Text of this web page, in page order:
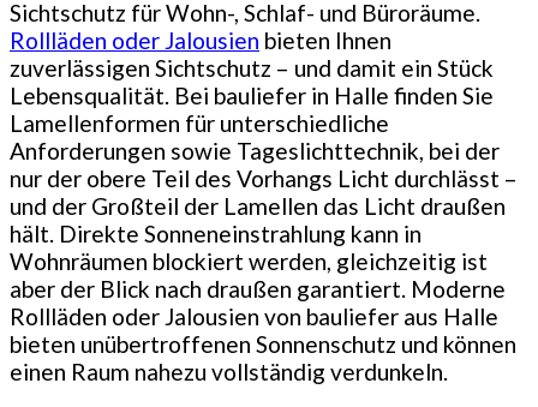
Sichtschutz für Wohn-, Schlaf- und Büroräume.
Rollläden oder Jalousien bieten Ihnen
zuverlässigen Sichtschutz – und damit ein Stück
Lebensqualität. Bei bauliefer in Halle finden Sie
Lamellenformen für unterschiedliche
Anforderungen sowie Tageslichttechnik, bei der
nur der obere Teil des Vorhangs Licht durchlässt –
und der Großteil der Lamellen das Licht draußen
hält. Direkte Sonneneinstrahlung kann in
Wohnräumen blockiert werden, gleichzeitig ist
aber der Blick nach draußen garantiert. Moderne
Rollläden oder Jalousien von bauliefer aus Halle
bieten unübertroffenen Sonnenschutz und können
einen Raum nahezu vollständig verdunkeln.